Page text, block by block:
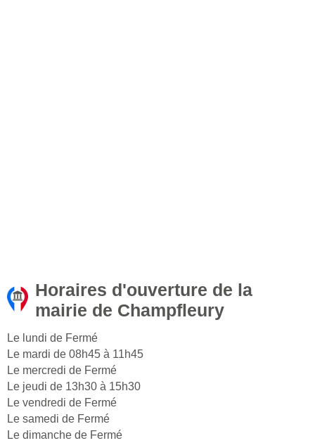
Horaires d'ouverture de la
mairie de Champfleury
Le lundi de Fermé
Le mardi de 08h45 à 11h45
Le mercredi de Fermé
Le jeudi de 13h30 à 15h30
Le vendredi de Fermé
Le samedi de Fermé
Le dimanche de Fermé